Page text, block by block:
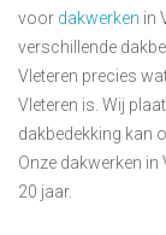
voor dakwerken in
verschillende
Vleteren precies
Vleteren is. Wij
dakbedekking kan
Onze dakwerken in
20 jaar.